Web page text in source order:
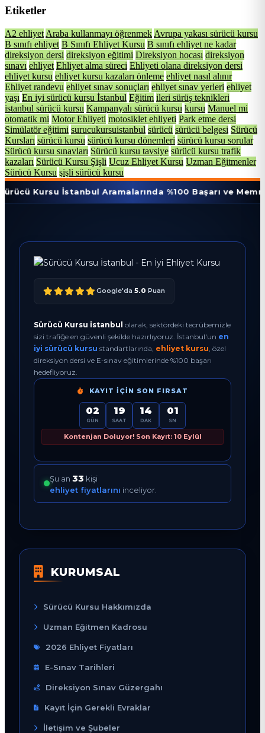
Etiketler
A2 ehliyet Araba kullanmayı öğrenmek Avrupa yakası sürücü kursu
B sınıfı ehliyet B Sınıfı Ehliyet Kursu B sınıfı ehliyet ne kadar
direksiyon dersi direksiyon eğitimi Direksiyon hocası direksiyon
sınavı ehliyet Ehliyet alma süreci Ehliyeti olana direksiyon dersi
ehliyet kursu ehliyet kursu kazaları önleme ehliyet nasıl alınır
Ehliyet randevu ehliyet sınav sonuçları ehliyet sınav yerleri ehliyet
yaşı En iyi sürücü kursu İstanbul Eğitim ileri sürüş teknikleri
istanbul sürücü kursu Kampanyalı sürücü kursu kursu Manuel mi
otomatik mi Motor Ehliyeti motosiklet ehliyeti Park etme dersi
Simülatör eğitimi surucukursuistanbul sürücü sürücü belgesi Sürücü
Kursları sürücü kursu sürücü kursu dönemleri sürücü kursu sorular
Sürücü kursu sınavları Sürücü kursu tavsiye sürücü kursu trafik
kazaları Sürücü Kursu Şişli Ucuz Ehliyet Kursu Uzman Eğitmenler
Sürücü Kursu şişli sürücü kursu
İstanbul Aramalarında %100 Başarı ve Memnuniyet
Google'da 5.0 Puan
Sürücü Kursu İstanbul olarak, sektördeki tecrübemizle
sizi trafiğe en güvenli şekilde hazırlıyoruz. İstanbul'un en
iyi sürücü kursu standartlarında, ehliyet kursu , özel
direksiyon dersi ve E-sınav eğitimlerinde %100 başarı
hedefliyoruz.
KAYIT İÇIN SON FIRSAT
02
GÜN
19
SAAT
14
DAK
00
SN
Kontenjan Doluyor! Son Kayıt: 10 Eylül
Şu an 32 kişi
ehliyet fiyatlarını inceliyor.
KURUMSAL
Sürücü Kursu Hakkımızda
Uzman Eğitmen Kadrosu
2026 Ehliyet Fiyatları
E-Sınav Tarihleri
Direksiyon Sınav Güzergahı
Kayıt İçin Gerekli Evraklar
İletişim ve Şubeler